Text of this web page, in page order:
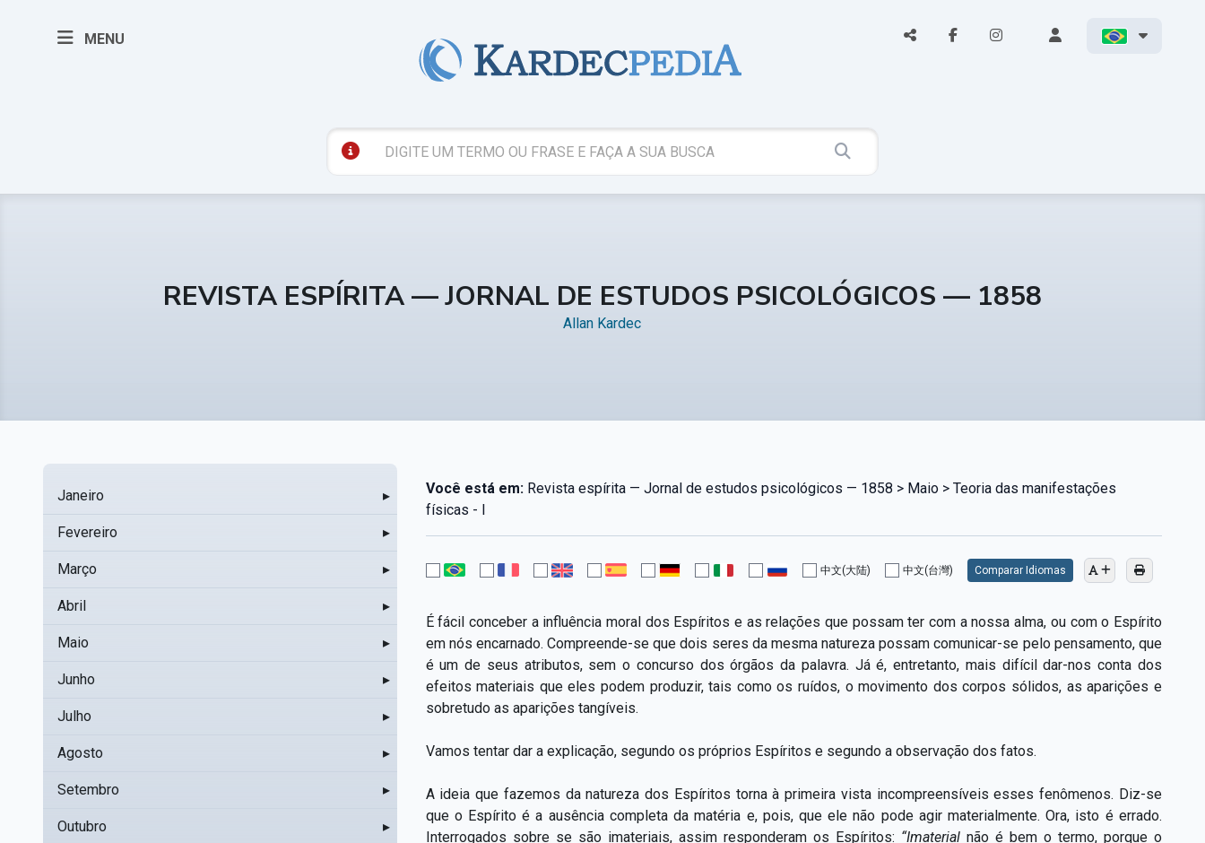
MENU
REVISTA ESPÍRITA — JORNAL DE ESTUDOS PSICOLÓGICOS — 1858
Allan Kardec
Janeiro ▸
Fevereiro ▸
Março ▸
Abril ▸
Maio ▸
Junho ▸
Julho ▸
Agosto ▸
Setembro ▸
Outubro ▸
Você está em:Revista espírita — Jornal de estudos psicológicos — 1858 > Maio > Teoria das manifestações
físicas - I
中文(大陆) 中文(台灣) Comparar Idiomas
É fácil conceber a influência moral dos Espíritos e as relações que possam ter com a nossa alma, ou com o Espírito
em nós encarnado. Compreende-se que dois seres da mesma natureza possam comunicar-se pelo pensamento, que
é um de seus atributos, sem o concurso dos órgãos da palavra. Já é, entretanto, mais difícil dar-nos conta dos
efeitos materiais que eles podem produzir, tais como os ruídos, o movimento dos corpos sólidos, as aparições e
sobretudo as aparições tangíveis.
Vamos tentar dar a explicação, segundo os próprios Espíritos e segundo a observação dos fatos.
A ideia que fazemos da natureza dos Espíritos torna à primeira vista incompreensíveis esses fenômenos. Diz-se
que o Espírito é a ausência completa da matéria e, pois, que ele não pode agir materialmente. Ora, isto é errado.
Interrogados sobre se são imateriais, assim responderam os Espíritos: “Imaterial não é bem o termo, porque o